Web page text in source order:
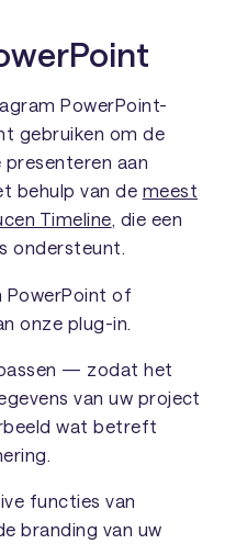
PowerPoint-
gebruiken om de
aan
behulp van de meest
Timeline, die een
ondersteunt.
PowerPoint of
onze plug-in.
— zodat het
van uw project
wat betreft
functies van
branding van uw